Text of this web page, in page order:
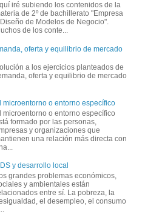
iré subiendo los contenidos de la
de 2º de bachillerato "Empresa
de Modelos de Negocio".
de los conte...
oferta y equilibrio de mercado
a los ejercicios planteados de
oferta y equilibrio de mercado
microentorno o entorno específico
microentorno o entorno específico
formado por las personas,
y organizaciones que
una relación más directa con
y desarrollo local
grandes problemas económicos,
y ambientales están
entre sí. La pobreza, la
el desempleo, el consumo